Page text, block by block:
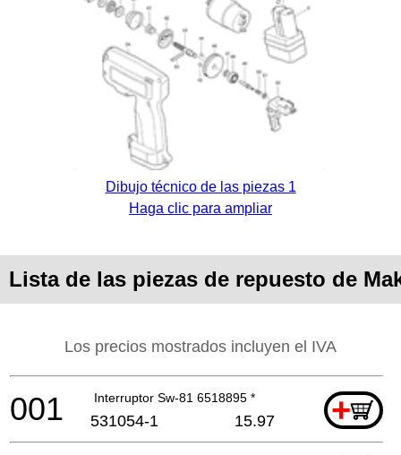
Dibujo técnico de las piezas 1
Haga clic para ampliar
Lista de las piezas de repuesto de
Los precios mostrados incluyen el IVA
Interruptor Sw-81 6518895 * +
001 531054-1 15.97